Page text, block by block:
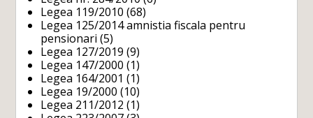
Legea 119/2010 (68)
Legea 125/2014 amnistia fiscala pentru
pensionari (5)
Legea 127/2019 (9)
Legea 147/2000 (1)
Legea 164/2001 (1)
Legea 19/2000 (10)
Legea 211/2012 (1)